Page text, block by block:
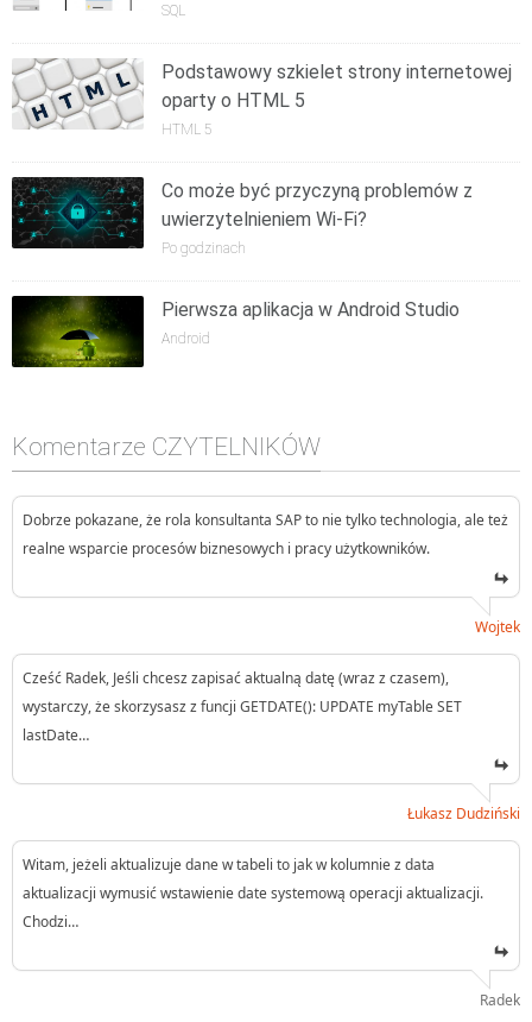
SQL
Podstawowy szkielet strony internetowej
oparty o HTML 5
HTML 5
Co może być przyczyną problemów z
uwierzytelnieniem Wi-Fi?
Po godzinach
Pierwsza aplikacja w Android Studio
Android
Komentarze CZYTELNIKÓW
Dobrze pokazane, że rola konsultanta SAP to nie tylko technologia, ale też
realne wsparcie procesów biznesowych i pracy użytkowników.
Wojtek
Cześć Radek, Jeśli chcesz zapisać aktualną datę (wraz z czasem),
wystarczy, że skorzysasz z funcji GETDATE(): UPDATE myTable SET
lastDate…
Łukasz Dudziński
Witam, jeżeli aktualizuje dane w tabeli to jak w kolumnie z data
aktualizacji wymusić wstawienie date systemową operacji aktualizacji.
Chodzi…
Radek